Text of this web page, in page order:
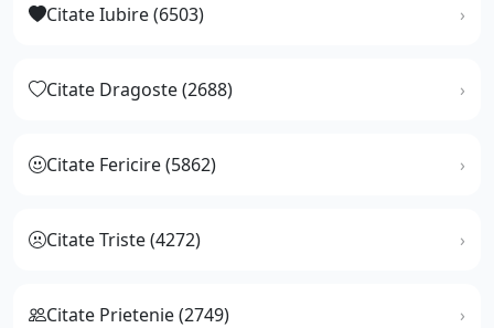
Citate Iubire (6503)
Citate Dragoste (2688)
Citate Fericire (5862)
Citate Triste (4272)
Citate Prietenie (2749)